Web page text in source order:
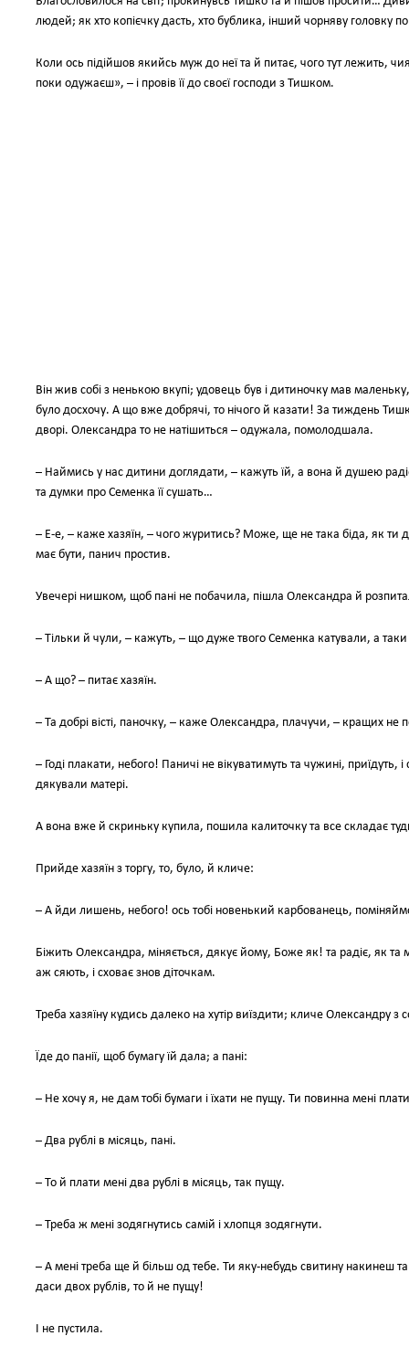
людей; як хто копієчку дасть, хто бублика, інший чорняву головку
Коли ось підійшов якийсь муж до неї та й питає, чого тут лежить,
поки одужаєш», – і провів її до своєї господи з Тишком.
Він жив собі з ненькою вкупі; удовець був і дитиночку мав
було досхочу. А що вже добрячі, то нічого й казати! За тиждень
дворі. Олександра то не натішиться – одужала, помолодшала.
– Наймись у нас дитини доглядати, – кажуть їй, а вона й душею
та думки про Семенка її сушать…
– Е-е, – каже хазяїн, – чого журитись? Може, ще не така біда, як ти
має бути, панич простив.
Увечері нишком, щоб пані не побачила, пішла Олександра й
– Тільки й чули, – кажуть, – що дуже твого Семенка катували, а
– А що? – питає хазяїн.
– Та добрі вісті, паночку, – каже Олександра, плачучи, – кращих не
– Годі плакати, небого! Паничі не вікуватимуть та чужині,
дякували матері.
А вона вже й скриньку купила, пошила калиточку та все складає
Прийде хазяїн з торгу, то, було, й кличе:
– А йди лишень, небого! ось тобі новенький карбованець,
Біжить Олександра, міняється, дякує йому, Боже як! та радіє, як
аж сяють, і сховає знов діточкам.
Треба хазяїну кудись далеко на хутір виїздити; кличе Олександру з
Їде до панії, щоб бумагу їй дала; а пані:
– Не хочу я, не дам тобі бумаги і їхати не пущу. Ти повинна мені
– Два рублі в місяць, пані.
– То й плати мені два рублі в місяць, так пущу.
– Треба ж мені зодягнутись самій і хлопця зодягнути.
– А мені треба ще й більш од тебе. Ти яку-небудь свитину
даси двох рублів, то й не пущу!
І не пустила.